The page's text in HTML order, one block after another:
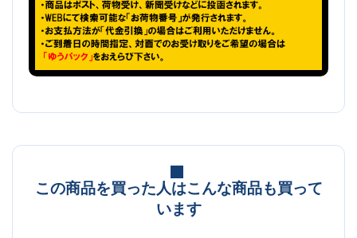
この商品を買った人はこんな商品も買って
います